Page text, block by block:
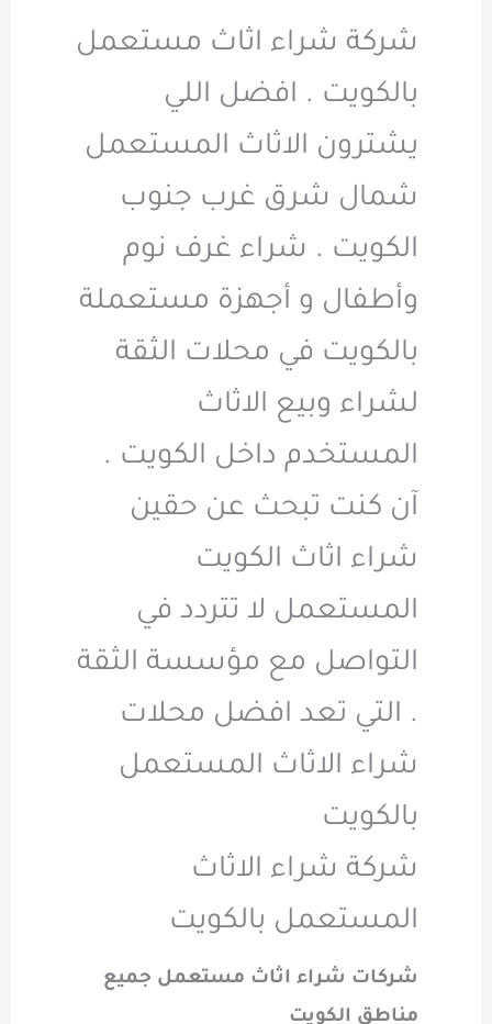
شركة شراء اثاث مستعمل
بالكويت . افضل اللي
يشترون الاثاث المستعمل
شمال شرق غرب جنوب
الكويت . شراء غرف نوم
وأطفال و أجهزة مستعملة
بالكويت في محلات الثقة
لشراء وبيع الاثاث
المستخدم داخل الكويت .
آن كنت تبحث عن حقين
شراء اثاث الكويت
المستعمل لا تتردد في
التواصل مع مؤسسة الثقة
. التي تعد افضل محلات
شراء الاثاث المستعمل
بالكويت
شركة شراء الاثاث
المستعمل بالكويت
شركات شراء اثاث مستعمل جميع
مناطق الكويت